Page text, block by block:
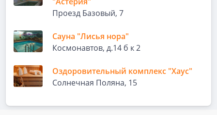
Проезд Базовый, 7
Сауна "Лисья нора"
Космонавтов, д.14 б к 2
Оздоровительный комплекс "Хаус"
Солнечная Поляна, 15